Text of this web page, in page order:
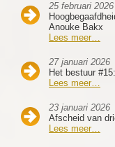
25 februari 2026
Anouke Bakx
Lees meer…
27 januari 2026
Het bestuur
Lees meer…
23 januari 2026
Afscheid van
Lees meer…